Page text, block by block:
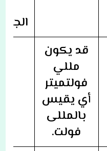
قد يكون
مللي
فولتميتر
أي يقيس
بالمللى
فولت.